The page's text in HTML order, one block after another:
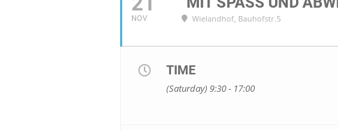
NOV Wielandhof, Bauhofstr.5
TIME
(Saturday) 9:30 - 17:00